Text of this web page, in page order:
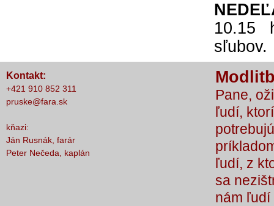
10.15
sľubov.
Kontakt:
+421 910 852 311
pruske@fara.sk
kňazi:
Ján Rusnák, farár
Peter Nečeda, kaplán
Pane,
ľudí,
ľudí, z
sa
nám